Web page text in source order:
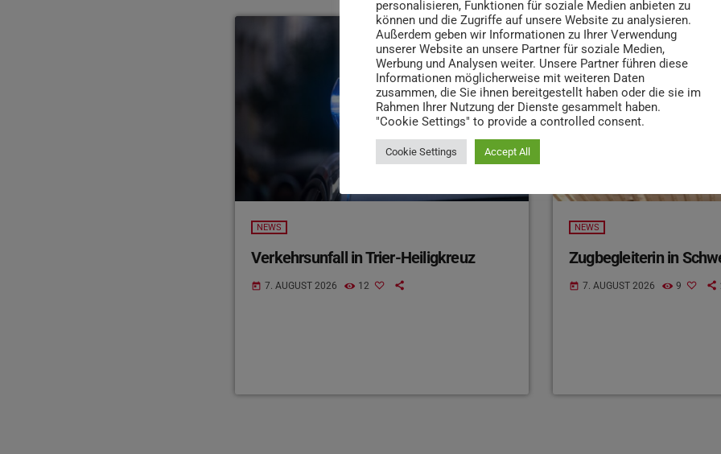
insert_link
NEWS
Verkehrsunfall in Trier-Heiligkreuz
today 7. AUGUST 2026 12
NEWS
Zugbegleiterin in
today 7. AUGUST 2026 9
personalisieren, Funktionen für soziale Medien anbieten zu
können und die Zugriffe auf unsere Website zu analysieren.
Außerdem geben wir Informationen zu Ihrer Verwendung
unserer Website an unsere Partner für soziale Medien,
Werbung und Analysen weiter. Unsere Partner führen diese
Informationen möglicherweise mit weiteren Daten
zusammen, die Sie ihnen bereitgestellt haben oder die sie im
Rahmen Ihrer Nutzung der Dienste gesammelt haben.
"Cookie Settings" to provide a controlled consent.
Cookie Settings Accept All